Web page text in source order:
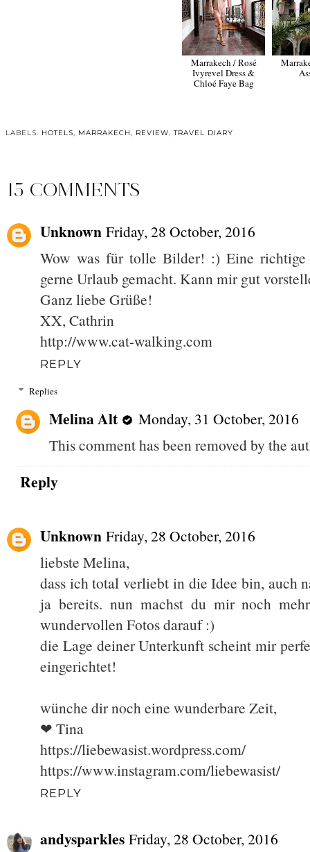
Marrakech / Rosé
Ivyrevel Dress &
Chloé Faye Bag
LABELS: HOTELS, MARRAKECH, REVIEW,TRAVEL DIARY
15 COMMENTS
Unknown Friday, 28 October, 2016
Wow was für tolle Bilder! :) Eine
gerne Urlaub gemacht. Kann mir gut
Ganz liebe Grüße!
XX, Cathrin
http://www.cat-walking.com
REPLY
Replies
Melina Alt
Monday, 31 October, 2016
This comment has been removed by the
Reply
Unknown Friday, 28 October, 2016
liebste Melina,
dass ich total verliebt in die Idee bin, auch
ja bereits. nun machst du mir noch
wundervollen Fotos darauf :)
die Lage deiner Unterkunft scheint mir
eingerichtet!
wünche dir noch eine wunderbare Zeit,
❤ Tina
https://liebewasist.wordpress.com/
https://www.instagram.com/liebewasist/
REPLY
andysparkles Friday, 28 October, 2016